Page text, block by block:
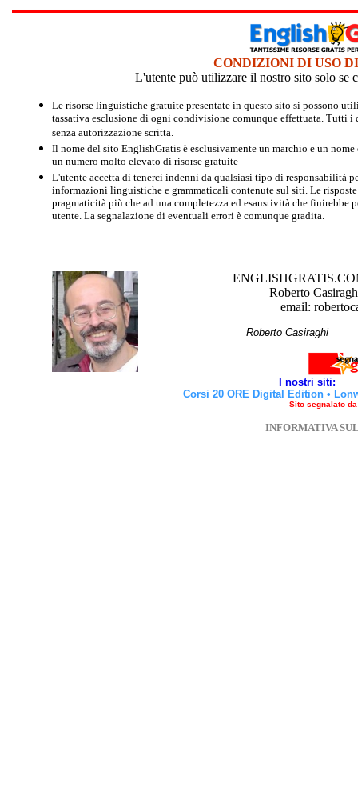
CONDIZIONI DI USO
L'utente può utilizzare il nostro sito solo se
Le risorse linguistiche gratuite presentate in questo sito si possono
tassativa esclusione di ogni condivisione comunque effettuata. Tutti
senza autorizzazione scritta.
Il nome del sito EnglishGratis è esclusivamente un marchio e un
un numero molto elevato di risorse gratuite
L'utente accetta di tenerci indenni da qualsiasi tipo di responsabilità
informazioni linguistiche e grammaticali contenute sul siti. Le
pragmaticità più che ad una completezza ed esaustività che finirebbe
utente. La segnalazione di eventuali errori è comunque gradita.
Roberto
email:
Roberto
I nostri siti:
Corsi 20 ORE Digital Edition •
Sito segnalato
INFORMATIVA